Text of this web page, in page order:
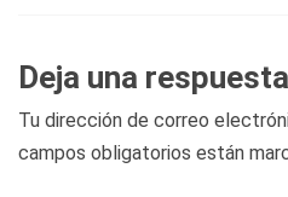
Deja una respuesta
Tu dirección de correo
campos obligatorios están